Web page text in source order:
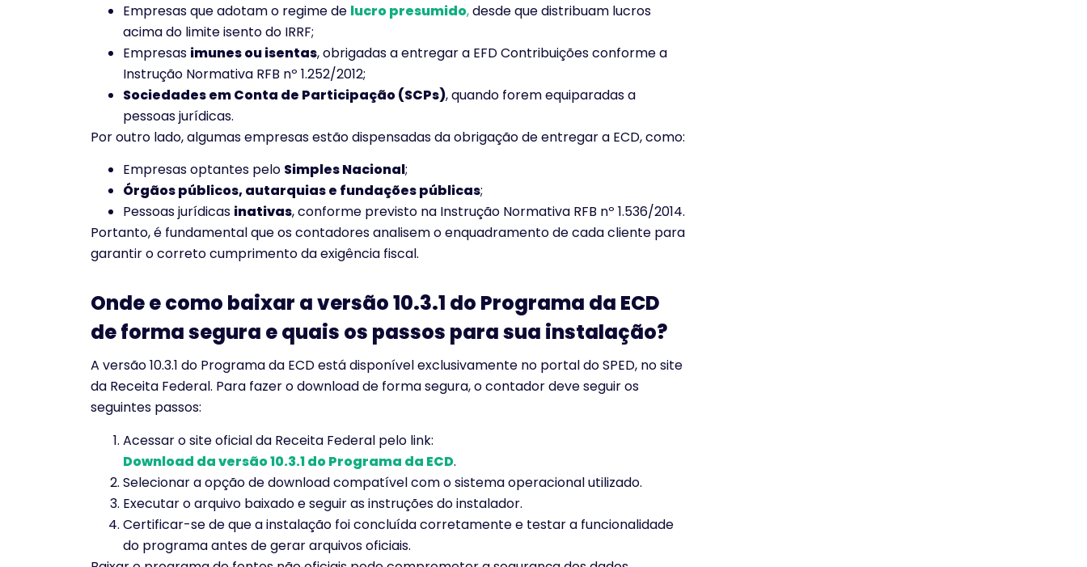
Empresas que adotam o regime de lucro presumido,desde que distribuam lucros
acima do limite isento do IRRF;
Empresas imunes ou isentas, obrigadas a entregar a EFD Contribuições conforme a
Instrução Normativa RFB nº 1.252/2012;
Sociedades em Conta de Participação (SCPs), quando forem equiparadas a
pessoas jurídicas.
Por outro lado, algumas empresas estão dispensadas da obrigação de entregar a ECD, como:
Empresas optantes pelo Simples Nacional;
Órgãos públicos, autarquias e fundações públicas;
Pessoas jurídicas inativas, conforme previsto na Instrução Normativa RFB nº 1.536/2014.
Portanto, é fundamental que os contadores analisem o enquadramento de cada cliente para
garantir o correto cumprimento da exigência fiscal.
Onde e como baixar a versão 10.3.1 do Programa da ECD
de forma segura e quais os passos para sua instalação?
A versão 10.3.1 do Programa da ECD está disponível exclusivamente no portal do SPED, no site
da Receita Federal. Para fazer o download de forma segura, o contador deve seguir os
seguintes passos:
Acessar o site oficial da Receita Federal pelo link:
Download da versão 10.3.1 do Programa da ECD.
Selecionar a opção de download compatível com o sistema operacional utilizado.
Executar o arquivo baixado e seguir as instruções do instalador.
Certificar-se de que a instalação foi concluída corretamente e testar a funcionalidade
do programa antes de gerar arquivos oficiais.